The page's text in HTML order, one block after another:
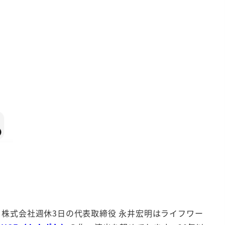
式会社週休3日の代表取締役 永井宏明はライフワー